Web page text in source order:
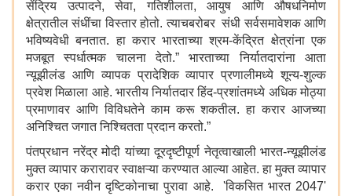
सेंद्रिय उत्पादने, सेवा, गतिशीलता, आयुष आणि औषधनिर्माण
क्षेत्रातील संधींचा विस्तार होतो. त्याचबरोबर संधी सर्वसमावेशक आणि
भविष्यवेधी बनतात. हा करार भारताच्या श्रम-केंद्रित क्षेत्रांना एक
मजबूत स्पर्धात्मक चालना देतो.” भारताच्या निर्यातदारांना आता
न्यूझीलंड आणि व्यापक प्रादेशिक व्यापार प्रणालीमध्ये शून्य-शुल्क
प्रवेश मिळाला आहे. भारतीय निर्यातदार हिंद-प्रशांतमध्ये अधिक मोठ्या
प्रमाणावर आणि विविधतेने काम करू शकतील. हा करार आजच्या
अनिश्चित जगात निश्चितता प्रदान करतो.”
पंतप्रधान नरेंद्र मोदी यांच्या दूरदृष्टीपूर्ण नेतृत्वाखाली भारत-न्यूझीलंड
मुक्त व्यापार करारावर स्वाक्षऱ्या करण्यात आल्या आहेत. हा मुक्त व्यापार
करार एका नवीन दृष्टिकोनाचा पुरावा आहे. 'विकसित भारत 2047'